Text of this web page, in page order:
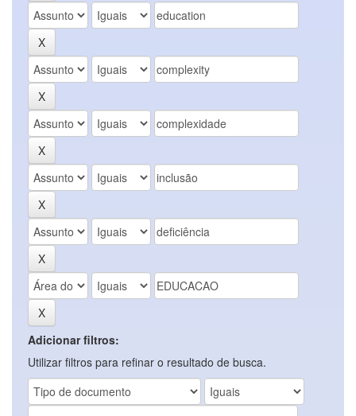
Adicionar filtros:
Utilizar filtros para refinar o resultado de busca.